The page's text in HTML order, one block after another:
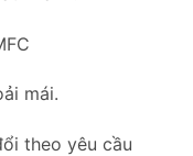
mái.
theo yêu cầu